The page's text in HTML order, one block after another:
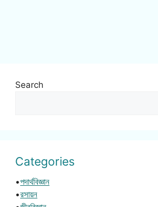
Search
Categories
•পদার্থবিজ্ঞান
•রসায়ন